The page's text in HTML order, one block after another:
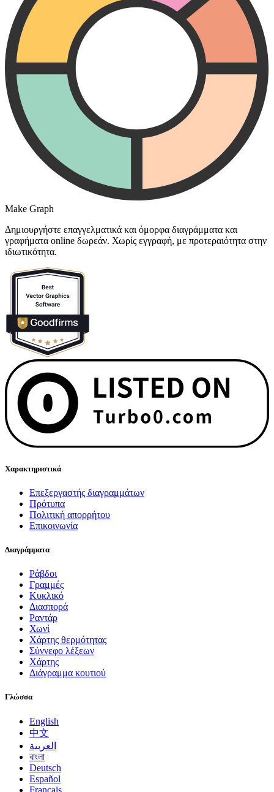
Make Graph
Δημιουργήστε επαγγελματικά και όμορφα διαγράμματα και
γραφήματα online δωρεάν. Χωρίς εγγραφή, με προτεραιότητα στην
ιδιωτικότητα.
Χαρακτηριστικά
Επεξεργαστής διαγραμμάτων
Πρότυπα
Πολιτική απορρήτου
Επικοινωνία
Διαγράμματα
Ράβδοι
Γραμμές
Κυκλικό
Διασπορά
Ραντάρ
Χωνί
Χάρτης θερμότητας
Σύννεφο λέξεων
Χάρτης
Διάγραμμα κουτιού
Γλώσσα
English
中文
العربية
বাংলা
Deutsch
Español
Français